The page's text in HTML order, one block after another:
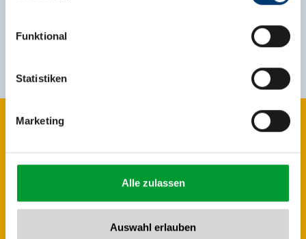
Rohr 23// A-6280 Zell am Ziller
www.zillertalarena.com
Funktional
Statistiken
Marketing
Alle zulassen
Auswahl erlauben